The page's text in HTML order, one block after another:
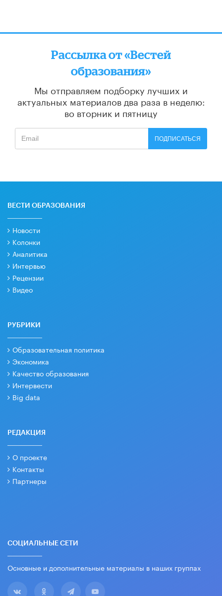
Рассылка от «Вестей
образования»
Мы отправляем подборку лучших и
актуальных материалов два раза в неделю:
во вторник и пятницу
ПОДПИСАТЬСЯ
ВЕСТИ ОБРАЗОВАНИЯ
Новости
Колонки
Аналитика
Интервью
Рецензии
Видео
РУБРИКИ
Образовательная политика
Экономика
Качество образования
Интервести
Big data
РЕДАКЦИЯ
О проекте
Контакты
Партнеры
СОЦИАЛЬНЫЕ СЕТИ
Основные и дополнительные материалы в наших группах